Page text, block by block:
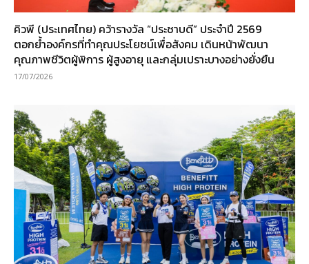
คิวพี (ประเทศไทย) คว้ารางวัล “ประชาบดี” ประจำปี 2569
ตอกย้ำองค์กรที่ทำคุณประโยชน์เพื่อสังคม เดินหน้าพัฒนา
คุณภาพชีวิตผู้พิการ ผู้สูงอายุ และกลุ่มเปราะบางอย่างยั่งยืน
17/07/2026